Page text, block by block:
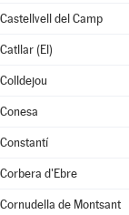
Castellvell del Camp
Catllar (El)
Colldejou
Conesa
Constantí
Corbera d'Ebre
Cornudella de Montsant